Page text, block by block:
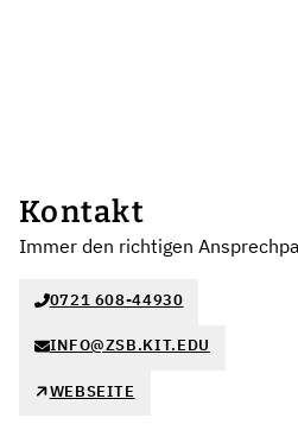
Kontakt
Immer den richtigen
0721 608-44930
INFO@ZSB.KIT.EDU
WEBSEITE